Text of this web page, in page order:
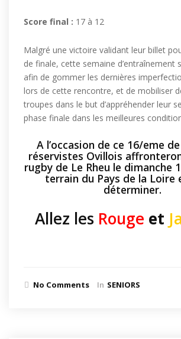
Score final : 17 à 1 2
Malgré une victoire validant leur billet
de finale, cette semaine d’entraînement
afin de gommer les dernières
lors de cette rencontre, et de mobiliser
troupes dans le but d’appréhender leur
phase finale dans les meilleures
A l’occasion de ce 16/eme
réservistes Ovillois
rugby de Le Rheu le dimanche
terrain du Pays de la Loire
déterminer.
Allez les Rouge et
No Comments In SENIORS